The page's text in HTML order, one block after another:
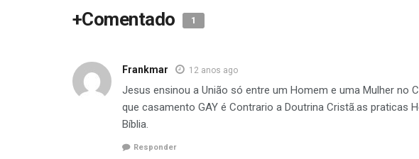
+Comentado 1
Frankmar 12 anos ago
Jesus ensinou a União só entre um Homem e uma Mulher no
que casamento GAY é Contrario a Doutrina Cristã.as praticas
Bíblia.
Responder